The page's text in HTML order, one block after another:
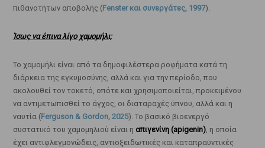
πιθανοτήτων αποβολής (Fenster και συνεργάτες, 1997).
Ίσως να έπινα λίγο χαμομήλι;
Το χαμομήλι είναι από τα δημοφιλέστερα ροφήματα κατά τη
διάρκεια της εγκυμοσύνης, αλλά και για την περίοδο, που
ακολουθεί τον τοκετό, οπότε και χρησιμοποιείται, προκειμένου
να αντιμετωπισθεί το άγχος, οι διαταραχές ύπνου, αλλά και η
ναυτία (Ferguson & Gordon, 2025). Το βασικό βιοενεργό
συστατικό του χαμομηλιού είναι η απιγενίνη (apigenin), η οποία
έχει αντιφλεγμονώδεις, αντιοξειδωτικές και καταπραϋντικές